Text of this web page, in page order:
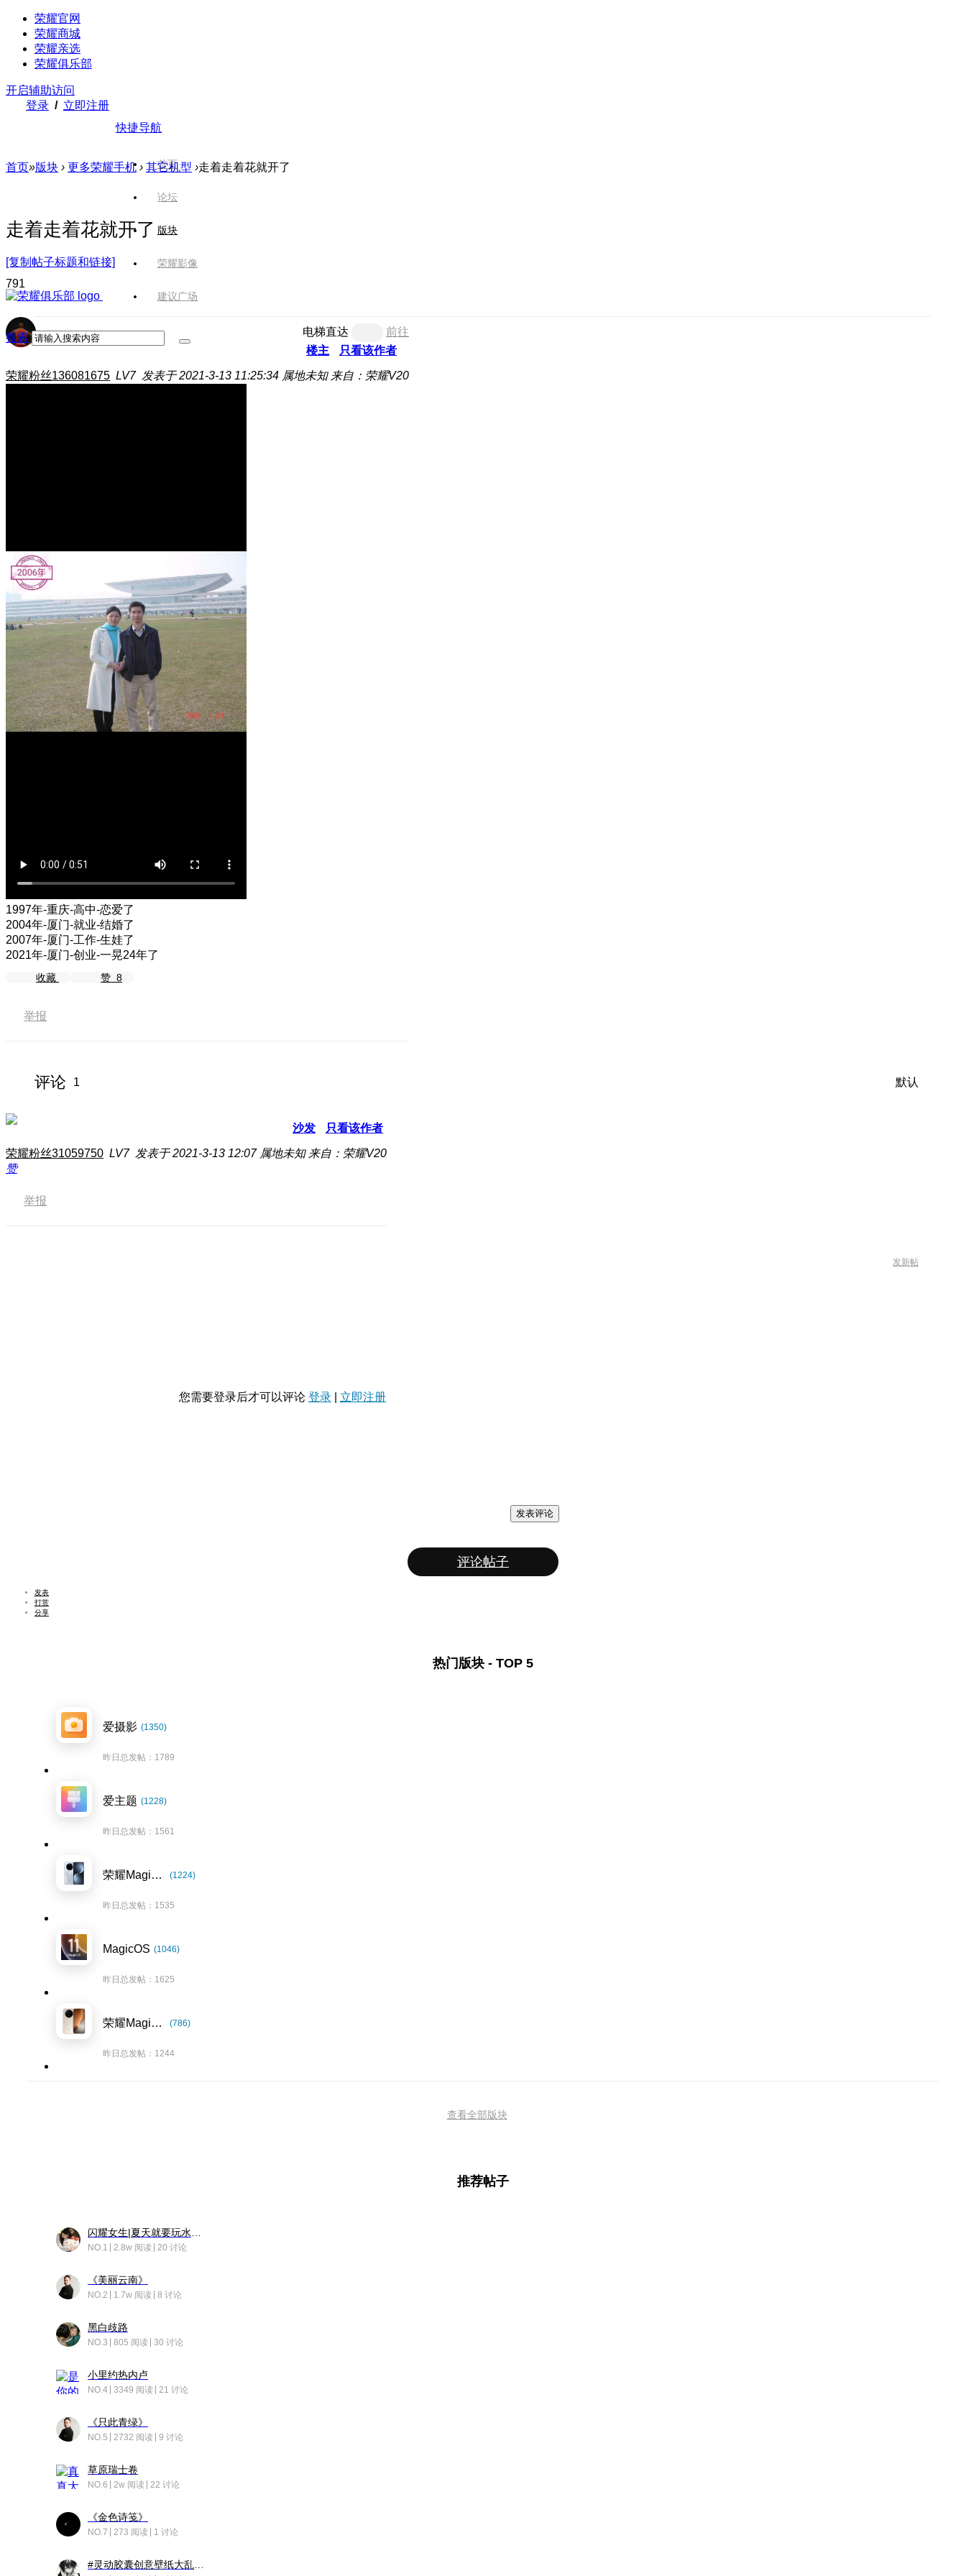
荣耀官网
荣耀商城
荣耀亲选
荣耀俱乐部
开启辅助访问
登录 / 立即注册
快捷导航
首页
论坛
版块
荣耀影像
建议广场
搜索
首页»版块 › 更多荣耀手机 › 其它机型 ›走着走着花就开了
走着走着花就开了
[复制帖子标题和链接]
791
电梯直达
前往
楼主
只看该作者
荣耀粉丝136081675 LV7 发表于 2021-3-13 11:25:34 属地未知 来自：荣耀V20
1997年-重庆-高中-恋爱了
2004年-厦门-就业-结婚了
2007年-厦门-工作-生娃了
2021年-厦门-创业-一晃24年了
收藏 赞 8
举报
评论 1 默认
沙发 只看该作者
荣耀粉丝31059750 LV7 发表于 2021-3-13 12:07 属地未知 来自：荣耀V20
赞
举报
发新帖
您需要登录后才可以评论 登录 立即注册
发表评论
评论帖子
发表
打赏
分享
热门版块 - TOP 5
爱摄影 (1350)
昨日总发帖：1789
爱主题 (1228)
昨日总发帖：1561
荣耀Magic7系列 (1224)
昨日总发帖：1535
MagicOS (1046)
昨日总发帖：1625
荣耀Magic8系列 (786)
昨日总发帖：1244
查看全部版块
推荐帖子
NO.1 2.8w 阅读 20 讨论
《美丽云南》
NO.2 1.7w 阅读 8 讨论
黑白歧路
NO.3 805 阅读 30 讨论
小里约热内卢
NO.4 3349 阅读 21 讨论
《只此青绿》
NO.5 2732 阅读 9 讨论
草原瑞士卷
NO.6 2w 阅读 22 讨论
《金色诗笺》
NO.7 273 阅读 1 讨论